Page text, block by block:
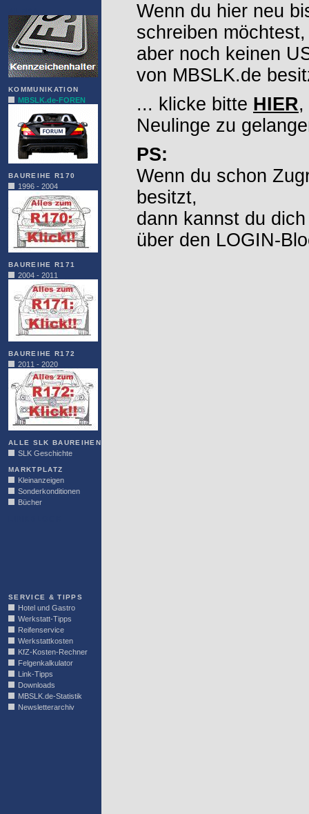
KOMMUNIKATION
MBSLK.de-FOREN
BAUREIHE R170
1996 - 2004
BAUREIHE R171
2004 - 2011
BAUREIHE R172
2011 - 2020
ALLE SLK BAUREIHEN
SLK Geschichte
MARKTPLATZ
Kleinanzeigen
Sonderkonditionen
Bücher
SERVICE & TIPPS
Hotel und Gastro
Werkstatt-Tipps
Reifenservice
Werkstattkosten
KfZ-Kosten-Rechner
Felgenkalkulator
Link-Tipps
Downloads
MBSLK.de-Statistik
Newsletterarchiv
Wenn du hier neu
schreiben möchtest,
aber noch keinen
von MBSLK.de
... klicke bitte HIER,
Neulinge zu
PS:
Wenn du schon
besitzt,
dann kannst du
über den LOGIN-